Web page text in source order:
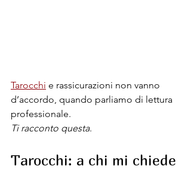
Tarocchi e rassicurazioni non vanno
d’accordo, quando parliamo di lettura
professionale.
Ti racconto questa.
Tarocchi: a chi mi chiede